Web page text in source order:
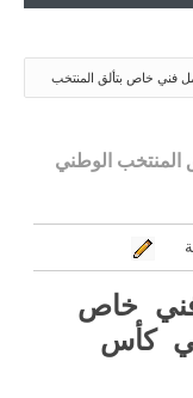
فني خاص بتألق المنتخب
الوطني
خاص
كأس